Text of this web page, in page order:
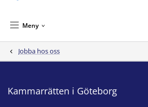
Meny
Jobba hos oss
Kammarrätten i Göteborg